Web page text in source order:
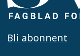
Bli abonnent